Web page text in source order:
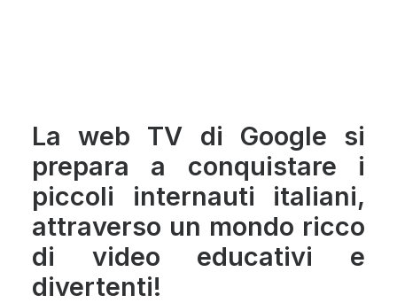
La web TV di Google si
prepara a conquistare i
piccoli internauti italiani,
attraverso un mondo ricco
di video educativi e
divertenti!